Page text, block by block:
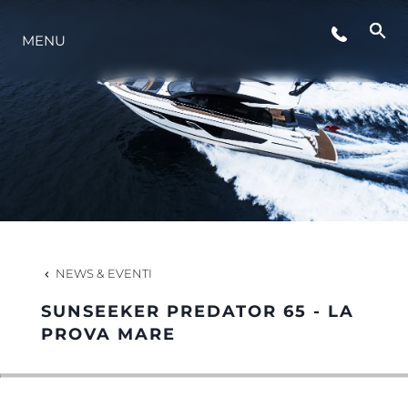
INNOVAZIONE
L'AZIENDA
MENU
NEWS & EVENTI
SUNSEEKER PREDATOR 65 - LA
PROVA MARE